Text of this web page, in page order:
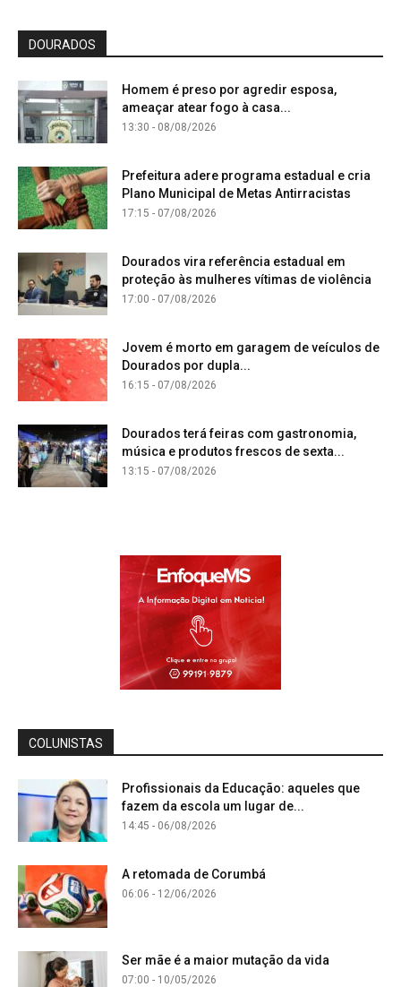
DOURADOS
Homem é preso por agredir esposa,
ameaçar atear fogo à casa...
13:30 - 08/08/2026
Prefeitura adere programa estadual e cria
Plano Municipal de Metas Antirracistas
17:15 - 07/08/2026
Dourados vira referência estadual em
proteção às mulheres vítimas de violência
17:00 - 07/08/2026
Jovem é morto em garagem de veículos de
Dourados por dupla...
16:15 - 07/08/2026
Dourados terá feiras com gastronomia,
música e produtos frescos de sexta...
13:15 - 07/08/2026
COLUNISTAS
Profissionais da Educação: aqueles que
fazem da escola um lugar de...
14:45 - 06/08/2026
A retomada de Corumbá
06:06 - 12/06/2026
Ser mãe é a maior mutação da vida
07:00 - 10/05/2026